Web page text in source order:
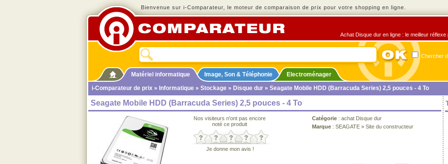
Bienvenue sur i-Comparateur, le moteur de comparaison de prix pour votre shopping en ligne.
Achat Disque dur en ligne : le meilleur
Chercher
Matériel informatique Image, Son & Téléphonie
Electroménager
i-Comparateur de prix » Informatique » Stockage » Disque dur » Seagate Mobile HDD (Barracuda Series) 2,5 pouces - 4 To
Seagate Mobile HDD (Barracuda Series) 2,5 pouces - 4 To
Nos visiteurs n'ont pas encore
noté ce produit
Je donne mon avis !
Catégorie : achat Disque dur
Marque : SEAGATE » Site du constructeur